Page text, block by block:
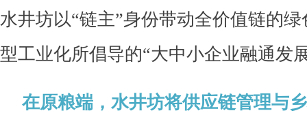
水井坊以“链主”身份带动全价值链的
型工业化所倡导的“大中小企业融通发
在原粮端，水井坊将供应链管理与